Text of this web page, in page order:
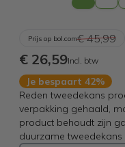
Prijs op bol.com€ 45,99
€ 26,59Incl. btw
Je bespaart 42%
Reden tweedekans
verpakking gehaald,
product behoudt zijn
duurzame tweedekans